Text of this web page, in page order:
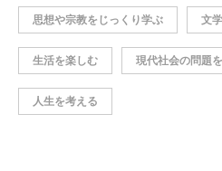
思想や宗教をじっくり学ぶ 文
生活を楽しむ 現代社会の問題
人生を考える